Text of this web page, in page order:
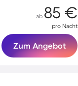
ab 85 €
pro Nacht
Zum Angebot